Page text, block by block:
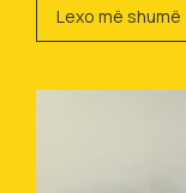
Lexo më shumë